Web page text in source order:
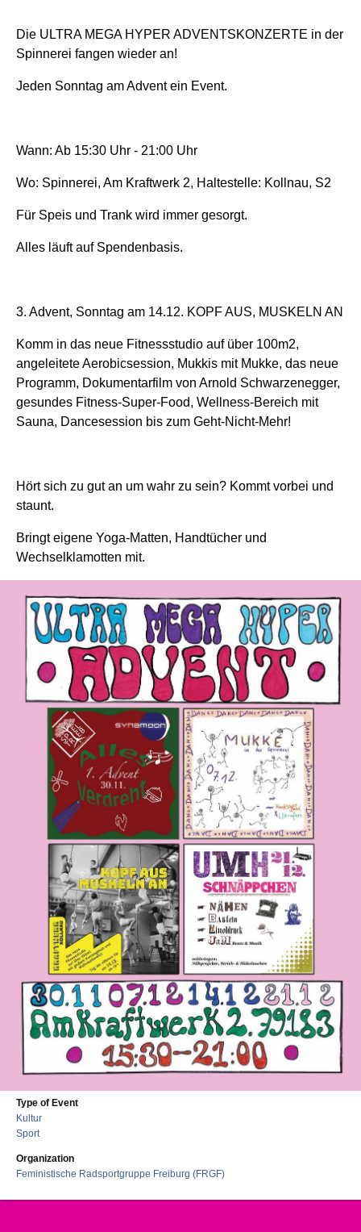
Die ULTRA MEGA HYPER ADVENTSKONZERTE in der
Spinnerei fangen wieder an!
Jeden Sonntag am Advent ein Event.
Wann: Ab 15:30 Uhr - 21:00 Uhr
Wo: Spinnerei, Am Kraftwerk 2, Haltestelle: Kollnau, S2
Für Speis und Trank wird immer gesorgt.
Alles läuft auf Spendenbasis.
3. Advent, Sonntag am 14.12. KOPF AUS, MUSKELN AN
Komm in das neue Fitnessstudio auf über 100m2,
angeleitete Aerobicsession, Mukkis mit Mukke, das neue
Programm, Dokumentarfilm von Arnold Schwarzenegger,
gesundes Fitness-Super-Food, Wellness-Bereich mit
Sauna, Dancesession bis zum Geht-Nicht-Mehr!
Hört sich zu gut an um wahr zu sein? Kommt vorbei und
staunt.
Bringt eigene Yoga-Matten, Handtücher und
Wechselklamotten mit.
Type of Event
Kultur
Sport
Organization
Feministische Radsportgruppe Freiburg (FRGF)